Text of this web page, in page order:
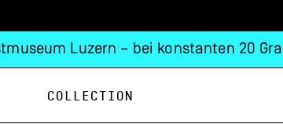
Luzern – bei konstanten 20
Collection